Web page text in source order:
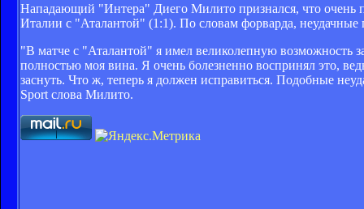
Нападающий "Интера" Диего Милито признался, что очень
Италии с "Аталантой" (1:1). По словам форварда, неудачные
"В матче с "Аталантой" я имел великолепную возможность
полностью моя вина. Я очень болезненно воспринял это,
заснуть. Что ж, теперь я должен исправиться. Подобные
Sport слова Милито.